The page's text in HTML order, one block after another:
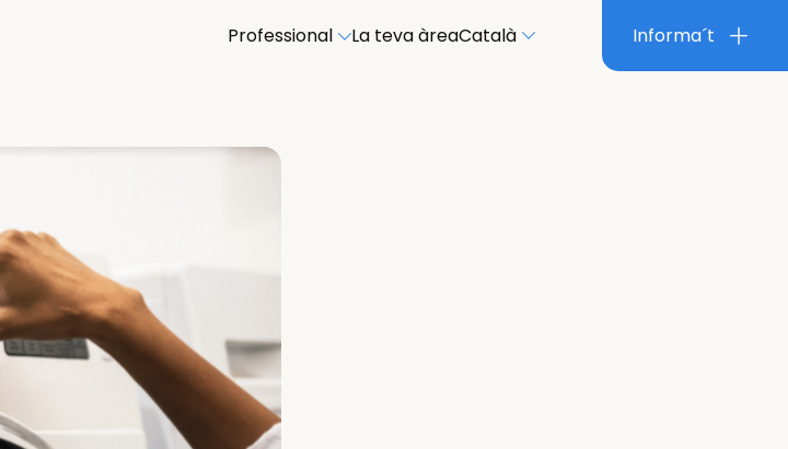
Professional La teva àreaCatalà Informa´t